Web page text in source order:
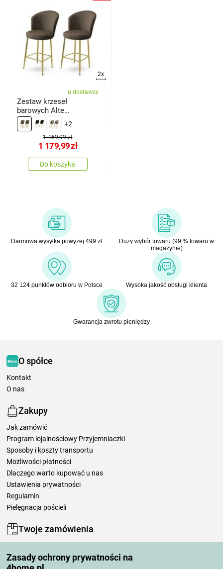
Zasady ochrony prywatności na
2x
u dostawcy
Zestaw krzeseł
barowych Alte
Anthracite and Gold, 2
szt.
+2
1 469,99 zł
1 179,99zł
Do koszyka
Darmowa wysyłka powyżej 499 zł
Duży wybór towaru (99 % towaru w
magazynie)
32 124 punktów odbioru w Polsce Wysoka jakość obsługi klienta
Gwarancja zwrotu pieniędzy
O spółce
Kontakt
O nas
Zakupy
Jak zamówić
Program lojalnościowy Przyjemniaczki
Sposoby i koszty transportu
Możliwości płatności
Dlaczego warto kupować u nas
Ustawienia prywatności
Regulamin
Pielęgnacja pościeli
Twoje zamówienia
Moje zamówienia